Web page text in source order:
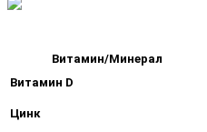
Витамин/Минерал
Витамин D
Цинк